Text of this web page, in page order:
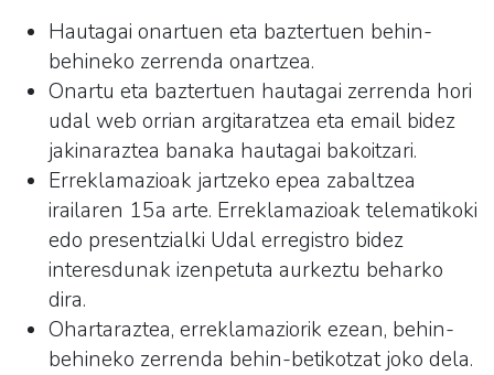
Hautagai onartuen eta baztertuen behin-
behineko zerrenda onartzea.
Onartu eta baztertuen hautagai zerrenda hori
udal web orrian argitaratzea eta email bidez
jakinaraztea banaka hautagai bakoitzari.
Erreklamazioak jartzeko epea zabaltzea
irailaren 15a arte. Erreklamazioak telematikoki
edo presentzialki Udal erregistro bidez
interesdunak izenpetuta aurkeztu beharko
dira.
Ohartaraztea, erreklamaziorik ezean, behin-
behineko zerrenda behin-betikotzat joko dela.